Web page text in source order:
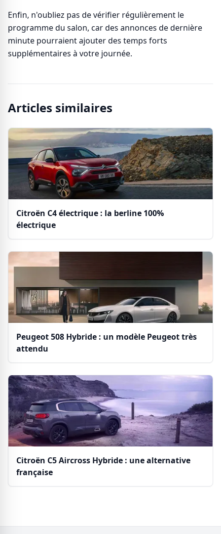
Enfin, n'oubliez pas de vérifier régulièrement le
programme du salon, car des annonces de dernière
minute pourraient ajouter des temps forts
supplémentaires à votre journée.
Articles similaires
Citroën C4 électrique : la berline 100%
électrique
Peugeot 508 Hybride : un modèle Peugeot très
attendu
Citroën C5 Aircross Hybride : une alternative
française